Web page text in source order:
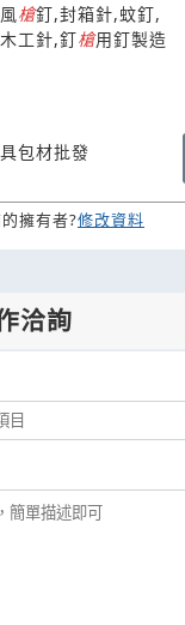
槍釘,封箱針,蚊釘,
工針,釘槍用釘製造
包材批發
擁有者?修改資料
洽詢